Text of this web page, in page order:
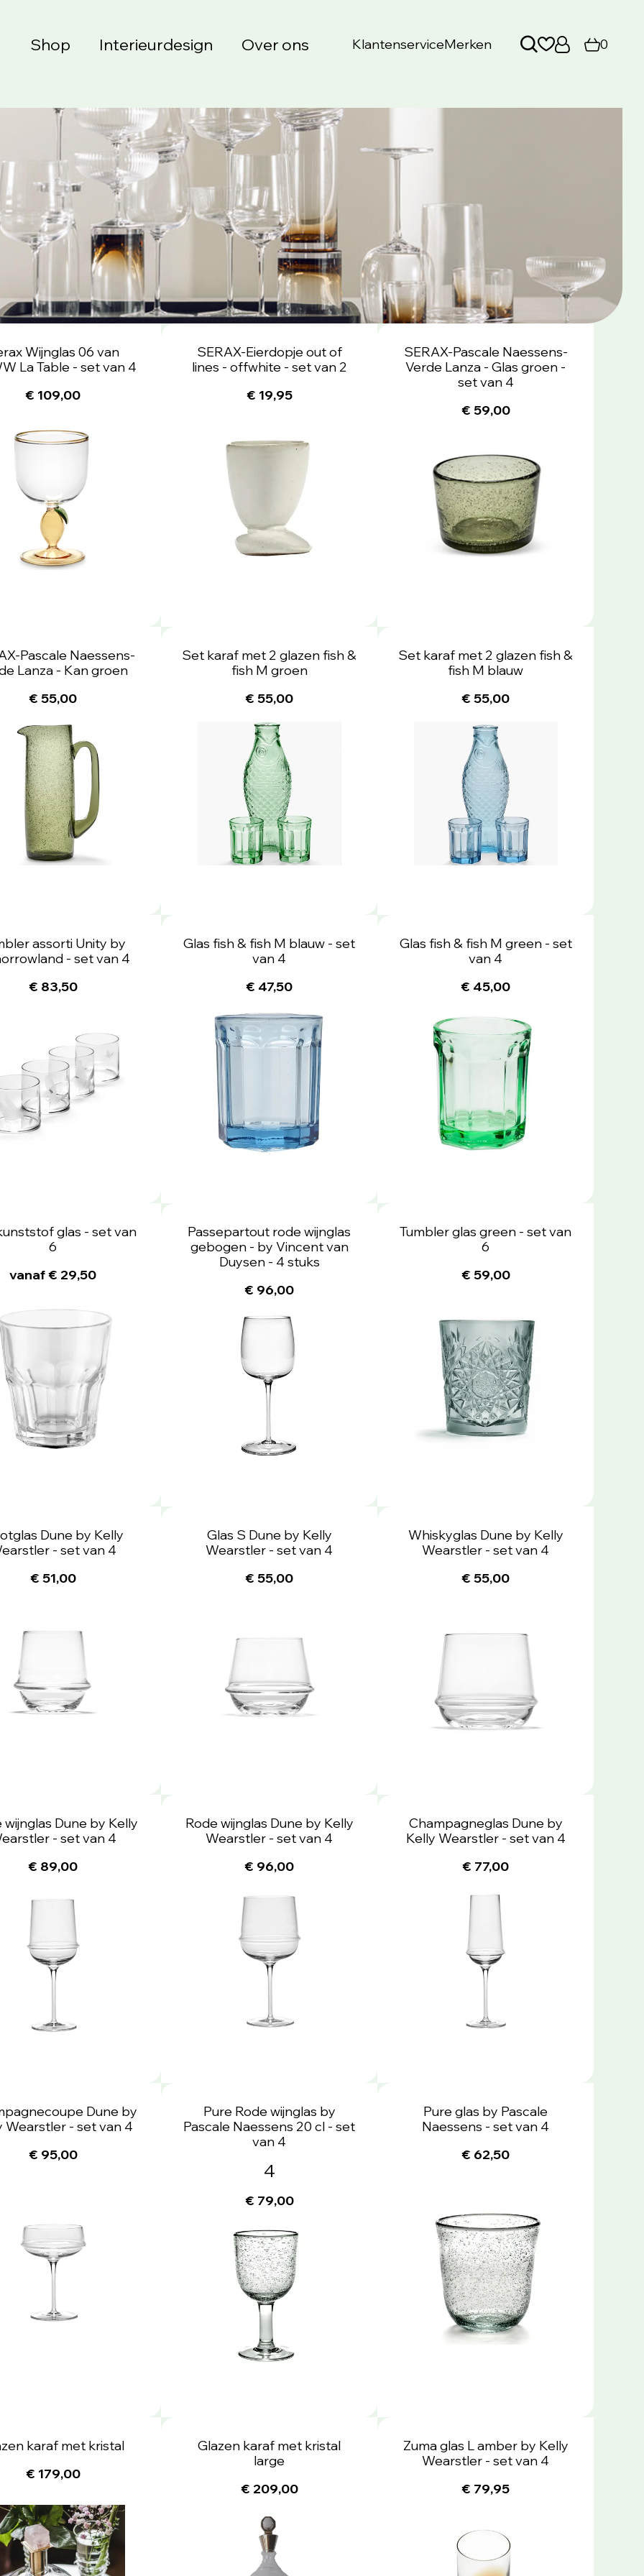
Shop Interieurdesign Over ons KlantenserviceMerken 0
Wijnglas 06 van
La Table - set van 4
€ 109,00
SERAX-Eierdopje out of
lines - offwhite - set van 2
€ 19,95
SERAX-Pascale Naessens-
Verde Lanza - Glas groen -
set van 4
€ 59,00
Pascale Naessens-
Lanza - Kan groen
€ 55,00
Set karaf met 2 glazen fish &
fish M groen
€ 55,00
Set karaf met 2 glazen fish &
fish M blauw
€ 55,00
assorti Unity by
- set van 4
€ 83,50
Glas fish & fish M blauw - set
van 4
€ 47,50
Glas fish & fish M green - set
van 4
€ 45,00
glas - set van
6
vanaf € 29,50
Passepartout rode wijnglas
gebogen - by Vincent van
Duysen - 4 stuks
€ 96,00
Tumbler glas green - set van
6
€ 59,00
Dune by Kelly
- set van 4
€ 51,00
Glas S Dune by Kelly
Wearstler - set van 4
€ 55,00
Whiskyglas Dune by Kelly
Wearstler - set van 4
€ 55,00
Dune by Kelly
- set van 4
€ 89,00
Rode wijnglas Dune by Kelly
Wearstler - set van 4
€ 96,00
Champagneglas Dune by
Kelly Wearstler - set van 4
€ 77,00
Dune by
Wearstler - set van 4
€ 95,00
Pure Rode wijnglas by
Pascale Naessens 20 cl - set
van 4
4
€ 79,00
Pure glas by Pascale
Naessens - set van 4
€ 62,50
karaf met kristal
€ 179,00
Glazen karaf met kristal
large
€ 209,00
Zuma glas L amber by Kelly
Wearstler - set van 4
€ 79,95